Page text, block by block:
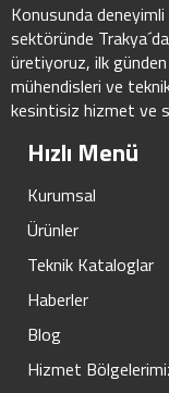
Konusunda
sektöründe
üretiyoruz, ilk
mühendisleri ve
kesintisiz hizmet ve
Hızlı Menü
Kurumsal
Ürünler
Teknik Kataloglar
Haberler
Blog
Hizmet